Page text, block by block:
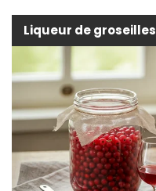
Liqueur de groseilles